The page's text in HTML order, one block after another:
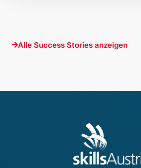
Alle Success Stories anzeigen